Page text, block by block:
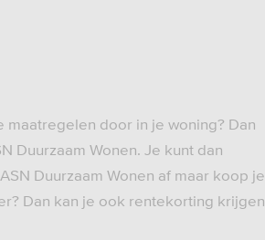
door in je woning? Dan
Duurzaam Wonen. Je kunt dan
Duurzaam Wonen af maar koop je
Dan kan je ook rentekorting krijgen